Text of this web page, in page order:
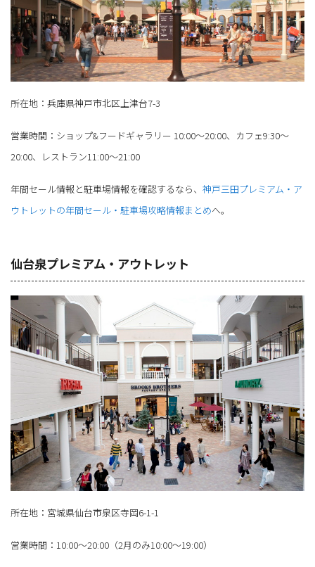
所在地：兵庫県神戸市北区上津台7-3
営業時間：ショップ&フードギャラリー 10:00～20:00、カフェ9:30～
20:00、レストラン11:00～21:00
年間セール情報と駐車場情報を確認するなら、 神戸三田プレミアム・ア
ウトレットの年間セール・駐車場攻略情報まとめへ。
仙台泉プレミアム・アウトレット
所在地：宮城県仙台市泉区寺岡6-1-1
営業時間：10:00～20:00（2月のみ10:00～19:00）